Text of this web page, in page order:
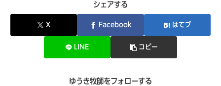
シェアする
X Facebook はてブ
LINE コピー
ゆうき牧師をフォローする